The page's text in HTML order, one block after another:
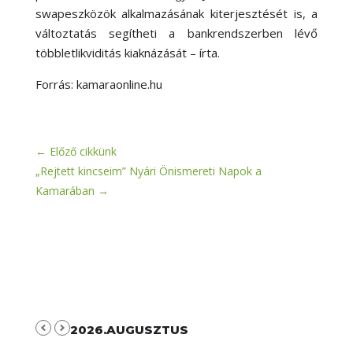
swapeszközök alkalmazásának kiterjesztését is, a
változtatás segítheti a bankrendszerben lévő
többletlikviditás kiaknázását – írta.
Forrás: kamaraonline.hu
← Előző cikkünk
„Rejtett kincseim” Nyári Önismereti Napok a
Kamarában →
2026.AUGUSZTUS